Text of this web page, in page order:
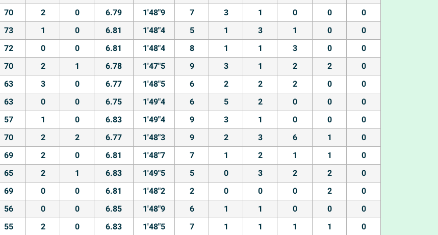
70 2 0 6.79 1'48"9 7 3 1 0 0 0
73 1 0 6.81 1'48"4 5 1 3 1 0 0
72 0 0 6.81 1'48"4 8 1 1 3 0 0
70 2 1 6.78 1'47"5 9 3 1 2 2 0
63 3 0 6.77 1'48"5 6 2 2 2 0 0
63 0 0 6.75 1'49"4 6 5 2 0 0 0
57 1 0 6.83 1'49"4 9 3 1 0 0 0
70 2 2 6.77 1'48"3 9 2 3 6 1 0
69 2 0 6.81 1'48"7 7 1 2 1 1 0
65 2 1 6.83 1'49"5 5 0 3 2 2 0
69 0 0 6.81 1'48"2 2 0 0 0 2 0
56 0 0 6.85 1'48"9 6 1 1 0 0 0
55 2 0 6.83 1'48"5 7 1 1 1 1 0